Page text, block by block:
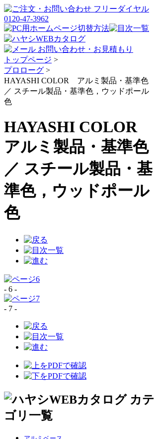
トップページ >
プロローグ >
HAYASHI COLOR アルミ製品・基準色
／ スチール製品・基準色，ウッドポール
色
HAYASHI COLOR
アルミ製品・基準色
／ スチール製品・基
準色，ウッドポール
色
- 6 -
- 7 -